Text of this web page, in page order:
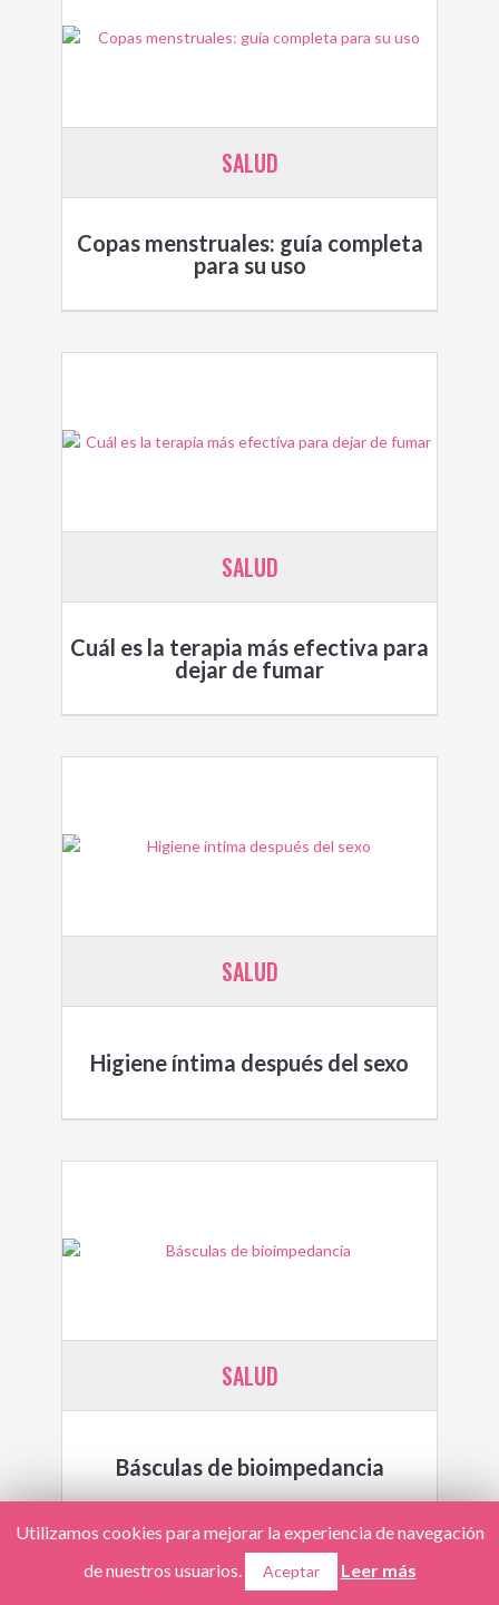
SALUD
Copas menstruales: guía completa
para su uso
SALUD
Cuál es la terapia más efectiva para
dejar de fumar
SALUD
Higiene íntima después del sexo
SALUD
Básculas de bioimpedancia
Utilizamos cookies para mejorar la experiencia de navegación
de nuestros usuarios.
Aceptar Leer más